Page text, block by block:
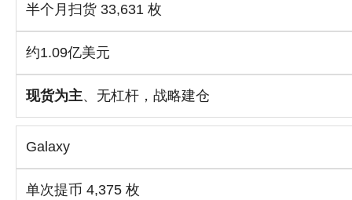
半个月扫货 33,631 枚
约1.09亿美元
现货为主、无杠杆，战略建仓
Galaxy
单次提币 4,375 枚